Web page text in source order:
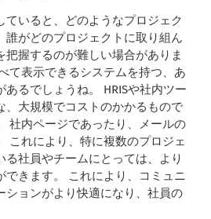
ていると、どのようなプロジェク
誰がどのプロジェクトに取り組ん
把握するのが難しい場合がありま
て表示できるシステムを持つ、あ
あるでしょうね。 HRISや社内ツー
、大規模でコストのかかるもので
社内ページであったり、メールの
これにより、特に複数のプロジェ
る社員やチームにとっては、より
できます。 これにより、コミュニ
ションがより快適になり、社員の